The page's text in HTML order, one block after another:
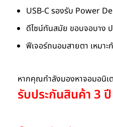
USB-C รองรับ Power
ดีไซน์ทันสมัย ขอบจอบาง
ฟีเจอร์ถนอมสายตา เหมา
หากคุณกำลังมองหาจอมอนิเ
รับประกันสินค้า 3 ปี